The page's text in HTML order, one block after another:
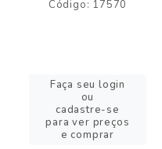
Código: 17570
Faça seu login
ou
cadastre-se
para ver preços
e comprar